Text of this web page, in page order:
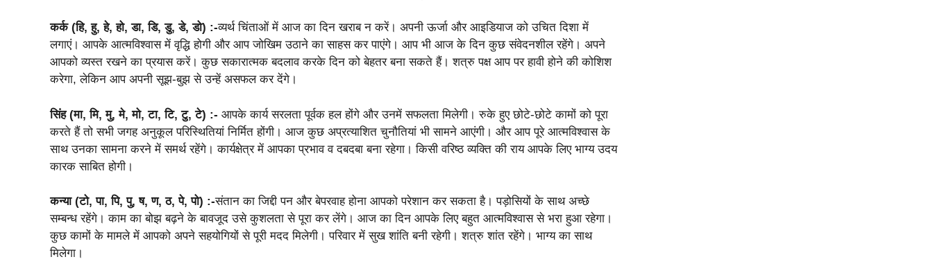
कर्क (हि, हु, हे, हो, डा, डि, डु, डे, डो) :-व्यर्थ चिंताओं में आज का दिन खराब न करें। अपनी ऊर्जा और आइडियाज को उचित दिशा में
लगाएं। आपके आत्मविश्वास में वृद्धि होगी और आप जोखिम उठाने का साहस कर पाएंगे। आप भी आज के दिन कुछ संवेदनशील रहेंगे। अपने
आपको व्यस्त रखने का प्रयास करें। कुछ सकारात्मक बदलाव करके दिन को बेहतर बना सकते हैं। शत्रु पक्ष आप पर हावी होने की कोशिश
करेगा, लेकिन आप अपनी सूझ-बुझ से उन्हें असफल कर देंगे।
सिंह (मा, मि, मु, मे, मो, टा, टि, टु, टे) :- आपके कार्य सरलता पूर्वक हल होंगे और उनमें सफलता मिलेगी। रुके हुए छोटे-छोटे कामों को पूरा
करते हैं तो सभी जगह अनुकूल परिस्थितियां निर्मित होंगी। आज कुछ अप्रत्याशित चुनौतियां भी सामने आएंगी। और आप पूरे आत्मविश्वास के
साथ उनका सामना करने में समर्थ रहेंगे। कार्यक्षेत्र में आपका प्रभाव व दबदबा बना रहेगा। किसी वरिष्ठ व्यक्ति की राय आपके लिए भाग्य उदय
कारक साबित होगी।
कन्या (टो, पा, पि, पु, ष, ण, ठ, पे, पो) :-संतान का जिद्दी पन और बेपरवाह होना आपको परेशान कर सकता है। पड़ोसियों के साथ अच्छे
सम्बन्ध रहेंगे। काम का बोझ बढ़ने के बावजूद उसे कुशलता से पूरा कर लेंगे। आज का दिन आपके लिए बहुत आत्मविश्वास से भरा हुआ रहेगा।
कुछ कामों के मामले में आपको अपने सहयोगियों से पूरी मदद मिलेगी। परिवार में सुख शांति बनी रहेगी। शत्रु शांत रहेंगे। भाग्य का साथ
मिलेगा।